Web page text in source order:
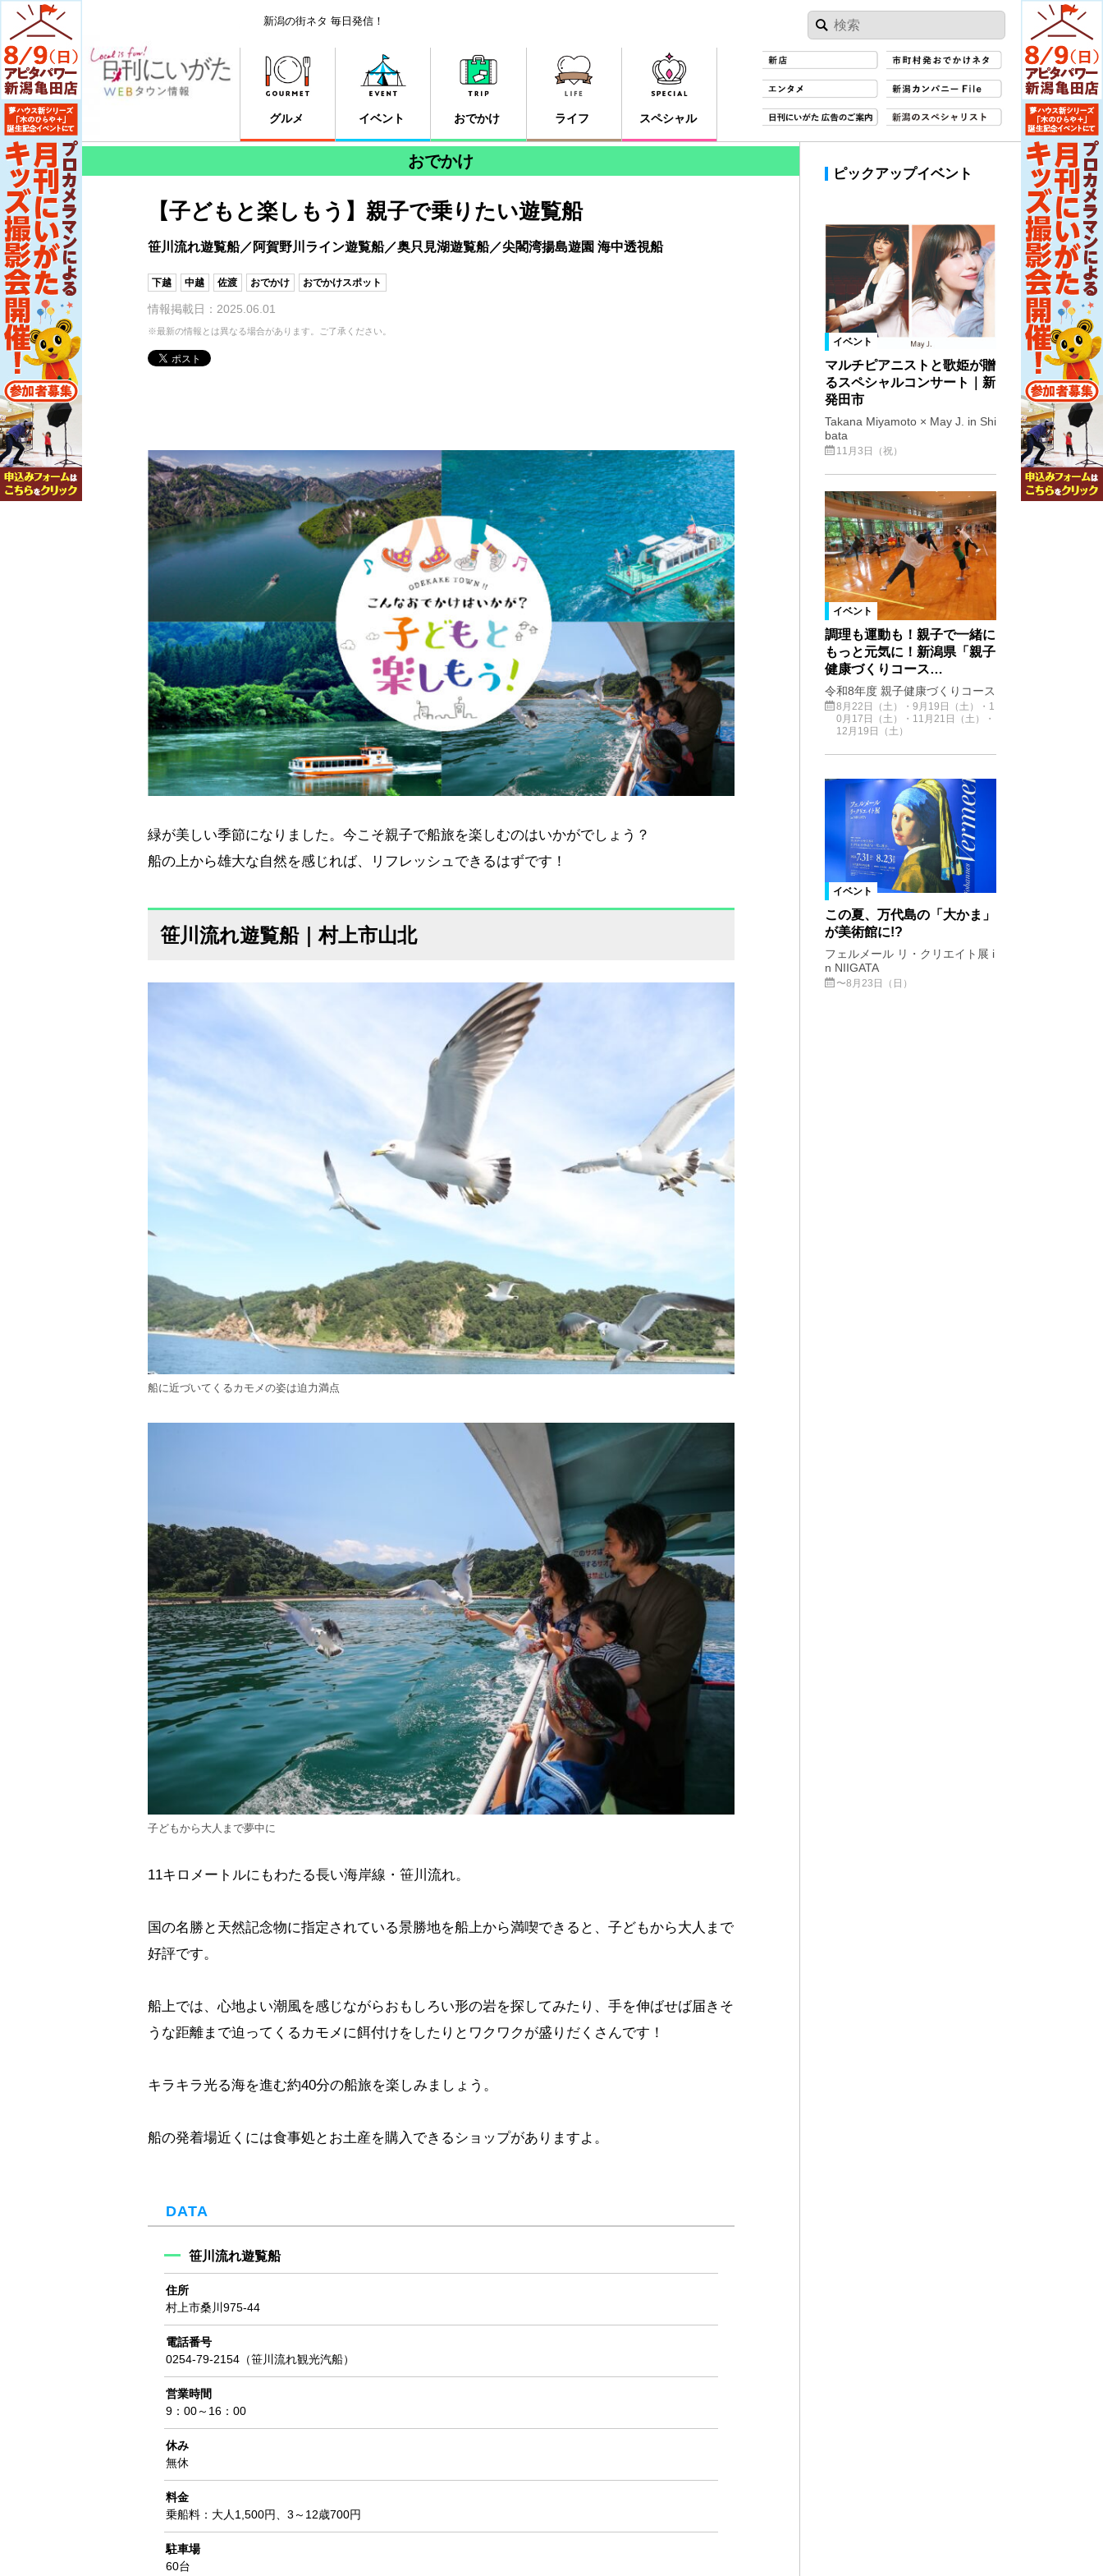
新潟の街ネタ 毎日発信！
グルメ イベント おでかけ ライフ スペシャル
おでかけ
【子どもと楽しもう】親子で乗りたい遊覧船
笹川流れ遊覧船／阿賀野川ライン遊覧船／奥只見湖遊覧船／尖閣湾揚島遊園 海中透視船
下越 中越 佐渡 おでかけ おでかけスポット
情報掲載日：2025.06.01
※最新の情報とは異なる場合があります。ご了承ください。
緑が美しい季節になりました。今こそ親子で船旅を楽しむのはいかがでしょう？
船の上から雄大な自然を感じれば、リフレッシュできるはずです！
笹川流れ遊覧船｜村上市山北
船に近づいてくるカモメの姿は迫力満点
子どもから大人まで夢中に
11キロメートルにもわたる長い海岸線・笹川流れ。
国の名勝と天然記念物に指定されている景勝地を船上から満喫できると、子どもから大人まで
好評です。
船上では、心地よい潮風を感じながらおもしろい形の岩を探してみたり、手を伸ばせば届きそ
うな距離まで迫ってくるカモメに餌付けをしたりとワクワクが盛りだくさんです！
キラキラ光る海を進む約40分の船旅を楽しみましょう。
船の発着場近くには食事処とお土産を購入できるショップがありますよ。
DATA
笹川流れ遊覧船
住所
村上市桑川975-44
電話番号
0254-79-2154（笹川流れ観光汽船）
営業時間
9：00～16：00
休み
無休
料金
乗船料：大人1,500円、3～12歳700円
駐車場
60台
ピックアップイベント
イベント
マルチピアニストと歌姫が贈
るスペシャルコンサート｜新
発田市
Takana Miyamoto × May J. in Shi
bata
11月3日（祝）
イベント
調理も運動も！親子で一緒に
もっと元気に！新潟県「親子
健康づくりコース…
令和8年度 親子健康づくりコース
8月22日（土）・9月19日（土）・1
0月17日（土）・11月21日（土）・
12月19日（土）
イベント
この夏、万代島の「大かま」
が美術館に!?
フェルメール リ・クリエイト展 i
n NIIGATA
〜8月23日（日）